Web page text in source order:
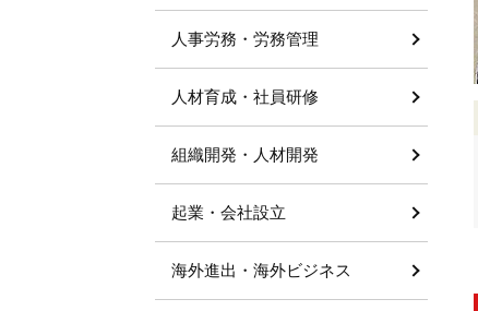
人事労務・労務管理
人材育成・社員研修
組織開発・人材開発
起業・会社設立
海外進出・海外ビジネス